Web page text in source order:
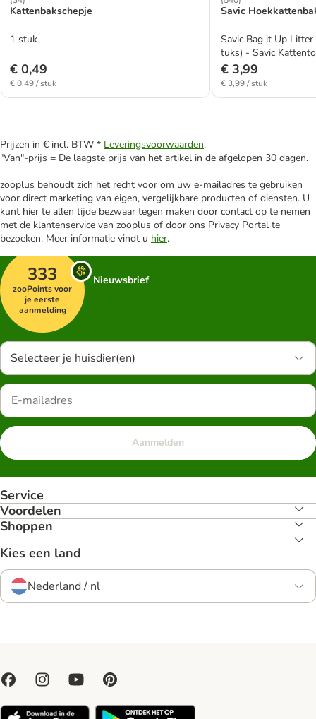
Kattenbakschepje
1 stuk
€ 0,49
€ 0,49 / stuk
Savic
Savic Bag it Up Litter
tuks) - Savic
€ 3,99
€ 3,99 / stuk
Prijzen in € incl. BTW * Leveringsvoorwaarden.
"Van"-prijs = De laagste prijs van het artikel in de afgelopen 30 dagen.
zooplus behoudt zich het recht voor om uw e-mailadres te gebruiken
voor direct marketing van eigen, vergelijkbare producten of diensten. U
kunt hier te allen tijde bezwaar tegen maken door contact op te nemen
met de klantenservice van zooplus of door ons Privacy Portal te
bezoeken. Meer informatie vindt u hier.
333
zooPoints voor
je eerste
aanmelding
Nieuwsbrief
Selecteer je huisdier(en)
Aanmelden
Service
Voordelen
Shoppen
Kies een land
Nederland / nl